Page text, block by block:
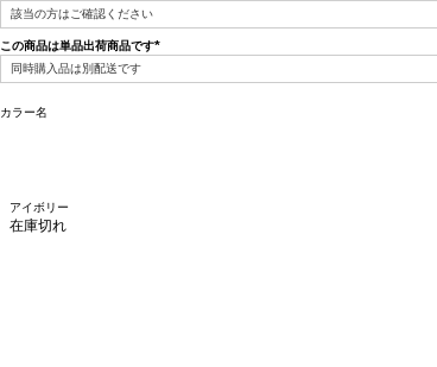
須)
この商品は単品出荷商品です
須)
カラー名
アイボリー
在庫切れ